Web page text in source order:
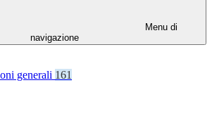
Menu di
navigazione
generali 161